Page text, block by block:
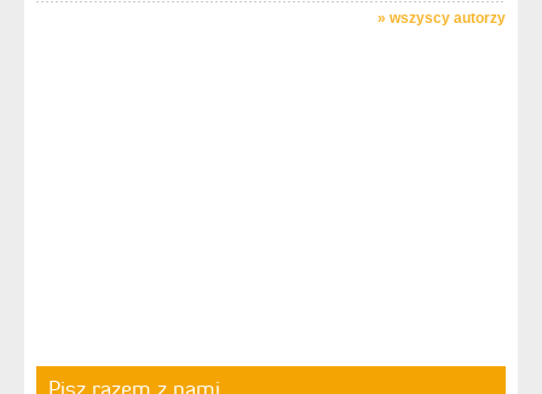
» wszyscy autorzy
Pisz razem z nami